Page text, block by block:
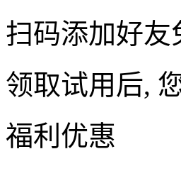
扫码添加好友
领取试用后,
福利优惠